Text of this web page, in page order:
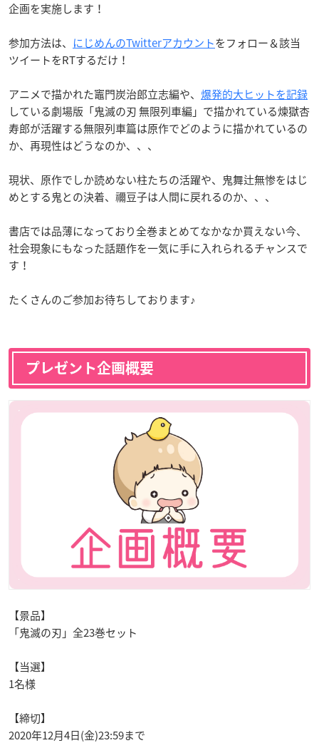
企画を実施します！
参加方法は、 にじめんのTwitterアカウントをフォロー＆該当
ツイートをRTするだけ！
アニメで描かれた竈門炭治郎立志編や、 爆発的大ヒットを記録
している劇場版「鬼滅の刃 無限列車編」で描かれている煉獄杏
寿郎が活躍する無限列車篇は原作でどのように描かれているの
か、再現性はどうなのか、、、
現状、原作でしか読めない柱たちの活躍や、鬼舞辻無惨をはじ
めとする鬼との決着、禰豆子は人間に戻れるのか、、、
書店では品薄になっており全巻まとめてなかなか買えない今、
社会現象にもなった話題作を一気に手に入れられるチャンスで
す！
たくさんのご参加お待ちしております♪
プレゼント企画概要
【景品】
「鬼滅の刃」全23巻セット
【当選】
1名様
【締切】
2020年12月4日(金)23:59まで